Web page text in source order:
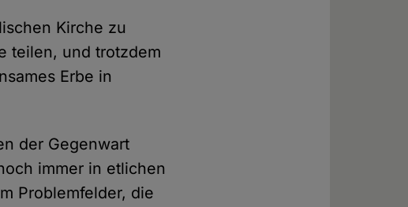
Kirche zu
teilen, und trotzdem
Erbe in
der Gegenwart
immer in etlichen
Problemfelder, die